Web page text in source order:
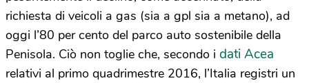
richiesta di veicoli a gas (sia a gpl sia a metano), ad
oggi l’80 per cento del parco auto sostenibile della
Penisola. Ciò non toglie che, secondo i dati Acea
relativi al primo quadrimestre 2016, l’Italia registri un